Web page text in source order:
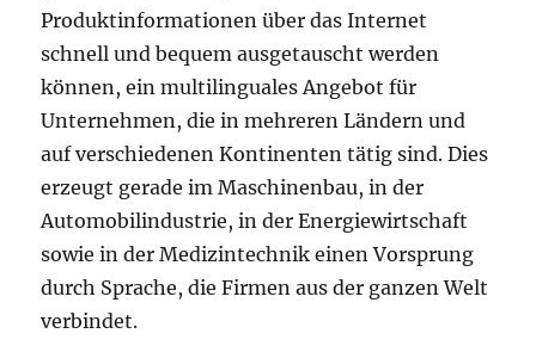
Produktinformationen über das Internet
schnell und bequem ausgetauscht werden
können, ein multilinguales Angebot für
Unternehmen, die in mehreren Ländern und
auf verschiedenen Kontinenten tätig sind. Dies
erzeugt gerade im Maschinenbau, in der
Automobilindustrie, in der Energiewirtschaft
sowie in der Medizintechnik einen Vorsprung
durch Sprache, die Firmen aus der ganzen Welt
verbindet.